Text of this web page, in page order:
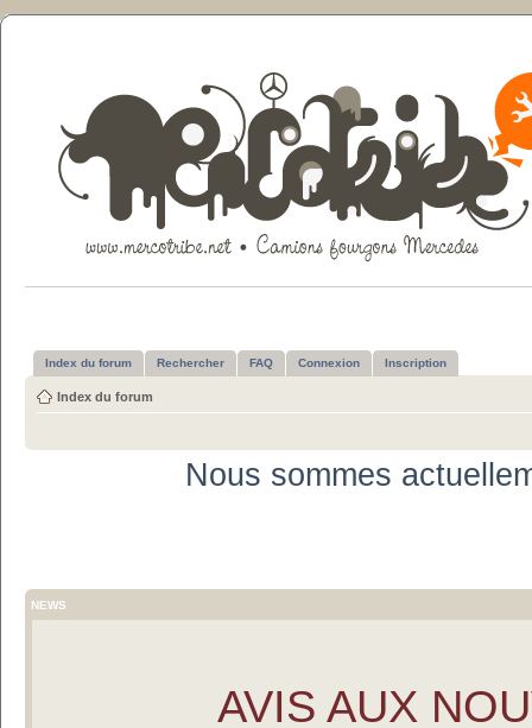
Index du forum Rechercher FAQ Connexion Inscription
Index du forum
Nous sommes
NEWS
AVIS AUX